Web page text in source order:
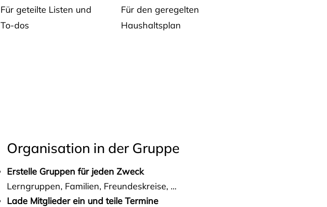
Für geteilte Listen und
To-dos
Für den geregelten
Haushaltsplan
Organisation in der Gruppe
Erstelle Gruppen für jeden Zweck
Lerngruppen, Familien, Freundeskreise, ...
Lade Mitglieder ein und teile Termine